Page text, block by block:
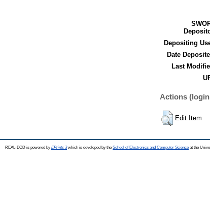
Depositing
Date
Last
Actions
Edit Item
REAL-EOD is powered by EPrints 3which is developed by the School of Electronics and Computer Science at the